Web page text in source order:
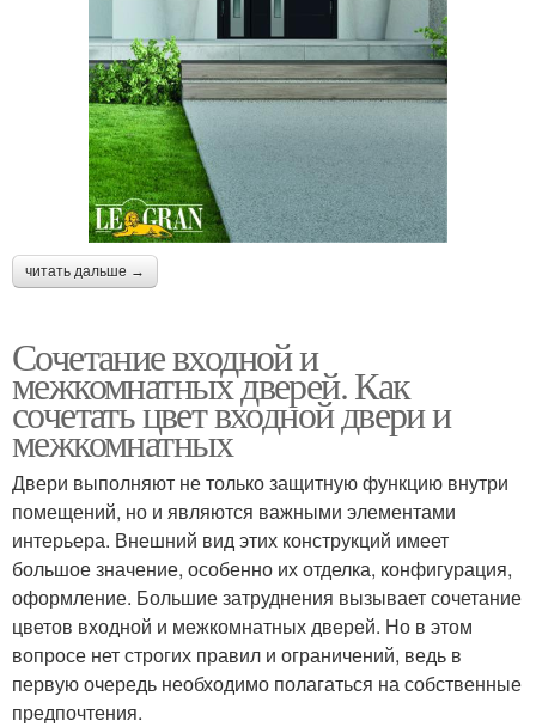
читать дальше →
Сочетание входной и
межкомнатных дверей. Как
сочетать цвет входной двери и
межкомнатных
Двери выполняют не только защитную функцию внутри
помещений, но и являются важными элементами
интерьера. Внешний вид этих конструкций имеет
большое значение, особенно их отделка, конфигурация,
оформление. Большие затруднения вызывает сочетание
цветов входной и межкомнатных дверей. Но в этом
вопросе нет строгих правил и ограничений, ведь в
первую очередь необходимо полагаться на собственные
предпочтения.